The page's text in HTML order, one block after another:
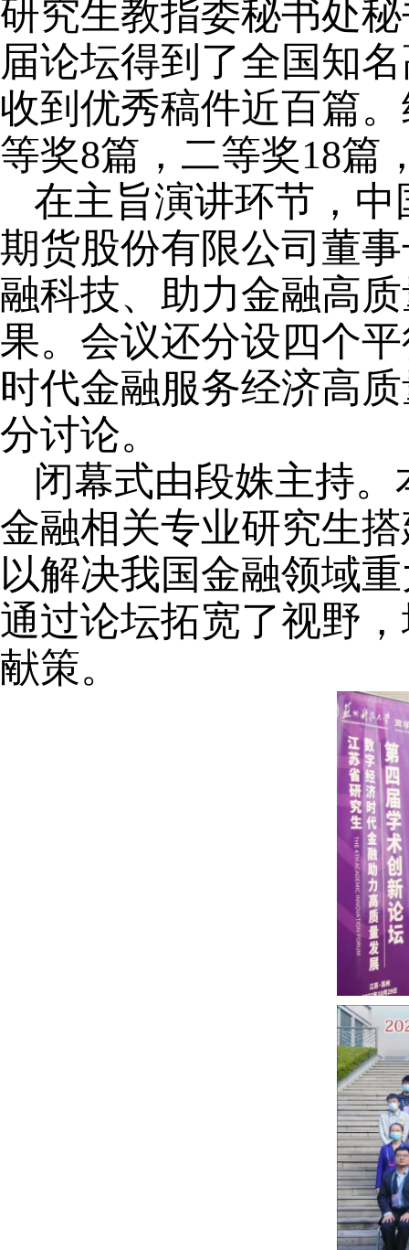
研究生教指委秘书处
届论坛得到了全国知
收到优秀稿件近百篇
等奖8篇，二等奖18篇
在主旨演讲环节，
期货股份有限公司董
融科技、助力金融高
果。会议还分设四个
时代金融服务经济高
分讨论。
闭幕式由段姝主持
金融相关专业研究生
以解决我国金融领域
通过论坛拓宽了视野
献策。